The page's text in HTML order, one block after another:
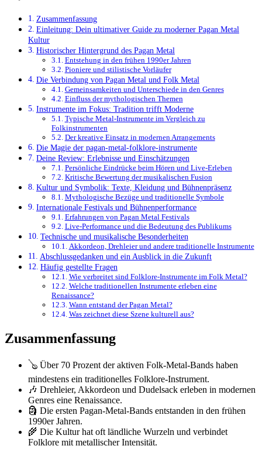
Zusammenfassung
Einleitung: Dein ultimativer Guide zu moderner Pagan Metal
Kultur
Historischer Hintergrund des Pagan Metal
Entstehung in den frühen 1990er Jahren
Pioniere und stilistische Vorläufer
Die Verbindung von Pagan Metal und Folk Metal
Gemeinsamkeiten und Unterschiede in den Genres
Einfluss der mythologischen Themen
Instrumente im Fokus: Tradition trifft Moderne
Typische Metal-Instrumente im Vergleich zu
Folkinstrumenten
Der kreative Einsatz in modernen Arrangements
Die Magie der pagan-metal-folklore-instrumente
Deine Review: Erlebnisse und Einschätzungen
Persönliche Eindrücke beim Hören und Live-Erleben
Kritische Bewertung der musikalischen Fusion
Kultur und Symbolik: Texte, Kleidung und Bühnenpräsenz
Mythologische Bezüge und traditionelle Symbole
Internationale Festivals und Bühnenperformance
Erfahrungen von Pagan Metal Festivals
Live-Performance und die Bedeutung des Publikums
Technische und musikalische Besonderheiten
Akkordeon, Drehleier und andere traditionelle Instrumente
Abschlussgedanken und ein Ausblick in die Zukunft
Häufig gestellte Fragen
Wie verbreitet sind Folklore-Instrumente im Folk Metal?
Welche traditionellen Instrumente erleben eine
Renaissance?
Wann entstand der Pagan Metal?
Was zeichnet diese Szene kulturell aus?
Zusammenfassung
🪕 Über 70 Prozent der aktiven Folk-Metal-Bands haben
mindestens ein traditionelles Folklore-Instrument.
🎶 Drehleier, Akkordeon und Dudelsack erleben in modernen
Genres eine Renaissance.
🗿 Die ersten Pagan-Metal-Bands entstanden in den frühen
1990er Jahren.
🌾 Die Kultur hat oft ländliche Wurzeln und verbindet
Folklore mit metallischer Intensität.